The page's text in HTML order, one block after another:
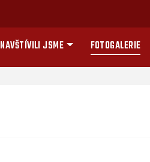
NAVŠTÍVILI JSME FOTOGALERIE